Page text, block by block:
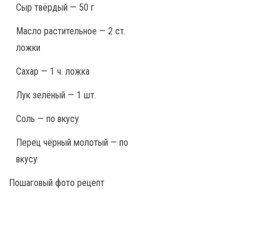
Сыр твёрдый — 50 г
Масло растительное — 2 ст.
ложки
Сахар — 1 ч. ложка
Лук зелёный — 1 шт.
Соль — по вкусу
Перец чёрный молотый — по
вкусу
Пошаговый фото рецепт